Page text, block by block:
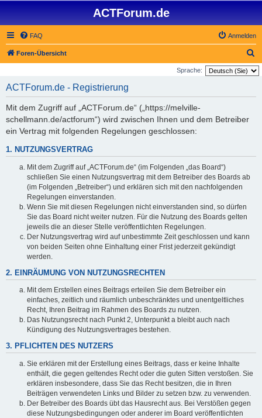
ACTForum.de
FAQ Anmelden
Foren-Übersicht
u
Sprache:
ACTForum.de - Registrierung
Mit dem Zugriff auf „ACTForum.de“ („https://melville-
schellmann.de/actforum“) wird zwischen Ihnen und dem Betreiber
ein Vertrag mit folgenden Regelungen geschlossen:
1. NUTZUNGSVERTRAG
Mit dem Zugriff auf „ACTForum.de“ (im Folgenden „das Board“)
schließen Sie einen Nutzungsvertrag mit dem Betreiber des Boards ab
(im Folgenden „Betreiber“) und erklären sich mit den nachfolgenden
Regelungen einverstanden.
Wenn Sie mit diesen Regelungen nicht einverstanden sind, so dürfen
Sie das Board nicht weiter nutzen. Für die Nutzung des Boards gelten
jeweils die an dieser Stelle veröffentlichten Regelungen.
Der Nutzungsvertrag wird auf unbestimmte Zeit geschlossen und kann
von beiden Seiten ohne Einhaltung einer Frist jederzeit gekündigt
werden.
2. EINRÄUMUNG VON NUTZUNGSRECHTEN
Mit dem Erstellen eines Beitrags erteilen Sie dem Betreiber ein
einfaches, zeitlich und räumlich unbeschränktes und unentgeltliches
Recht, Ihren Beitrag im Rahmen des Boards zu nutzen.
Das Nutzungsrecht nach Punkt 2, Unterpunkt a bleibt auch nach
Kündigung des Nutzungsvertrages bestehen.
3. PFLICHTEN DES NUTZERS
Sie erklären mit der Erstellung eines Beitrags, dass er keine Inhalte
enthält, die gegen geltendes Recht oder die guten Sitten verstoßen. Sie
erklären insbesondere, dass Sie das Recht besitzen, die in Ihren
Beiträgen verwendeten Links und Bilder zu setzen bzw. zu verwenden.
Der Betreiber des Boards übt das Hausrecht aus. Bei Verstößen gegen
diese Nutzungsbedingungen oder anderer im Board veröffentlichten